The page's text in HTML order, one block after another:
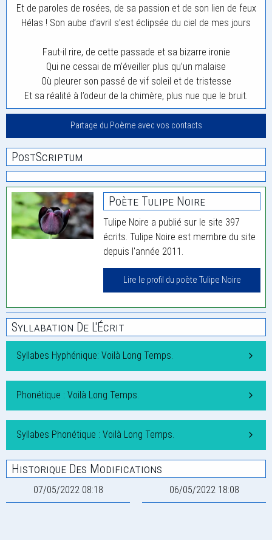
Et de paroles de rosées, de sa passion et de son lien de feux
Hélas ! Son aube d’avril s’est éclipsée du ciel de mes jours
Faut-il rire, de cette passade et sa bizarre ironie
Qui ne cessai de m’éveiller plus qu’un malaise
Où pleurer son passé de vif soleil et de tristesse
Et sa réalité à l’odeur de la chimère, plus nue que le bruit.
Partage du Poème avec vos contacts
PostScriptum
Poète Tulipe Noire
Tulipe Noire a publié sur le site 397
écrits. Tulipe Noire est membre du site
depuis l'année 2011.
Lire le profil du poète Tulipe Noire
Syllabation De L'Écrit
Syllabes Hyphénique: Voilà Long Temps.
Phonétique : Voilà Long Temps.
Syllabes Phonétique : Voilà Long Temps.
Historique Des Modifications
07/05/2022 08:18 06/05/2022 18:08